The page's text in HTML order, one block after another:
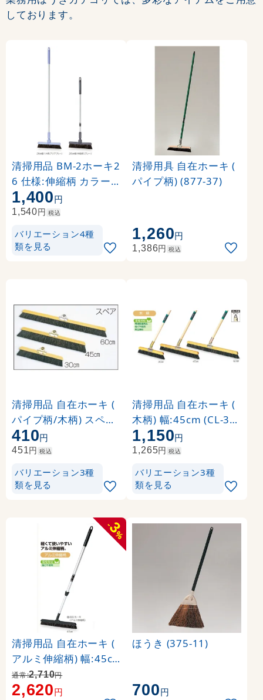
しております。
清掃用品 BM-2ホーキ2
6 仕様:伸縮柄 カラー:
グレー (CL-465-220-7)
1,400円
1,540円 税込
バリエーション4種
類を見る
清掃用具 自在ホーキ (
パイプ柄) (877-37)
1,260円
1,386円 税込
清掃用品 自在ホーキ (
パイプ柄/木柄) スペア
幅:30cm (CL-380-330-
0)
410円
451円 税込
バリエーション3種
類を見る
清掃用品 自在ホーキ (
木柄) 幅:45cm (CL-38
0-045-0)
1,150円
1,265円 税込
バリエーション3種
類を見る
-
3
%
清掃用品 自在ホーキ (
アルミ伸縮柄) 幅:45c
m (CL-380-645-0)
通常:2,710円
2,620円
ほうき (375-11)
700円